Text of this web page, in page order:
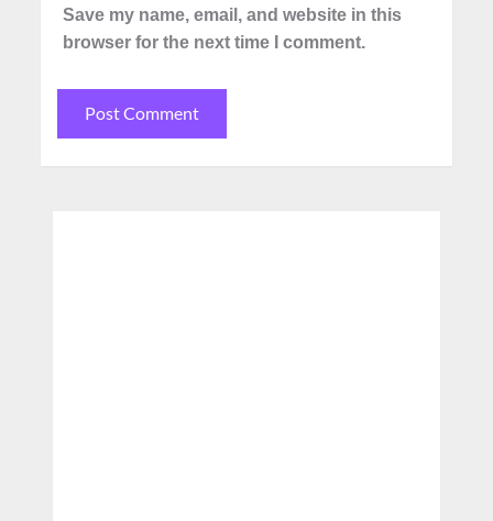
Save my name, email, and website in this
browser for the next time I comment.